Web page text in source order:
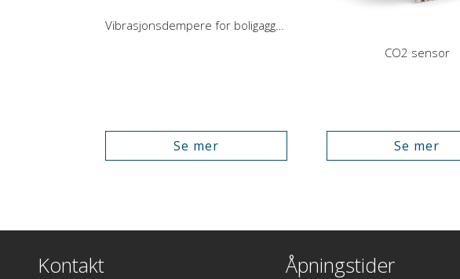
Vibrasjonsdempere for boligaggregater
Se mer
CO2 sensor
Se mer
Kontakt Åpningstider